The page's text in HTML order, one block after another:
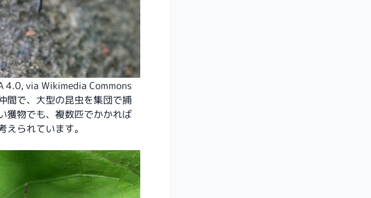
4.0, via Wikimedia Commons
間で、大型の昆虫を集団で捕
獲物でも、複数匹でかかれば
られています。